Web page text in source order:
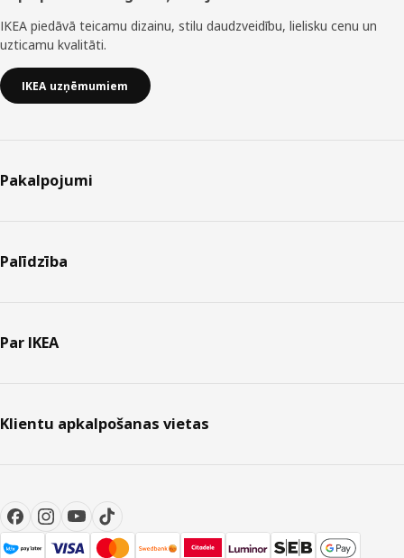
IKEA piedāvā teicamu dizainu, stilu daudzveidību, lielisku cenu un
uzticamu kvalitāti.
IKEA uzņēmumiem
Pakalpojumi
Palīdzība
Par IKEA
Klientu apkalpošanas vietas